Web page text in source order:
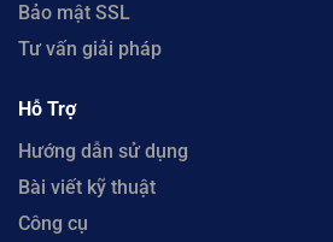
Bảo mật SSL
Tư vấn giải pháp
Hỗ Trợ
Hướng dẫn sử dụng
Bài viết kỹ thuật
Công cụ